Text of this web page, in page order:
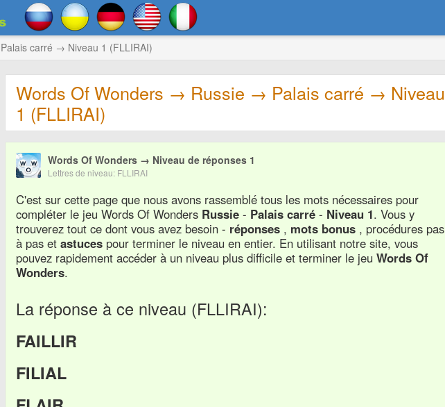
carré → Niveau 1 (FLLIRAI)
Words Of Wonders → Russie → Palais carré → Niveau
1 (FLLIRAI)
Words Of Wonders → Niveau de réponses 1
Lettres de niveau: FLLIRAI
C'est sur cette page que nous avons rassemblé tous les mots nécessaires pour
compléter le jeu Words Of Wonders Russie - Palais carré - Niveau 1. Vous y
trouverez tout ce dont vous avez besoin - réponses , mots bonus , procédures pas
à pas etastuces pour terminer le niveau en entier. En utilisant notre site, vous
pouvez rapidement accéder à un niveau plus difficile et terminer le jeuWords Of
Wonders.
La réponse à ce niveau (FLLIRAI):
FAILLIR
FILIAL